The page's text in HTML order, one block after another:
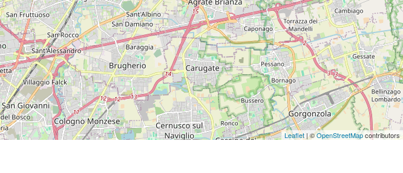
Leaflet | ©OpenStreetMapcontributors